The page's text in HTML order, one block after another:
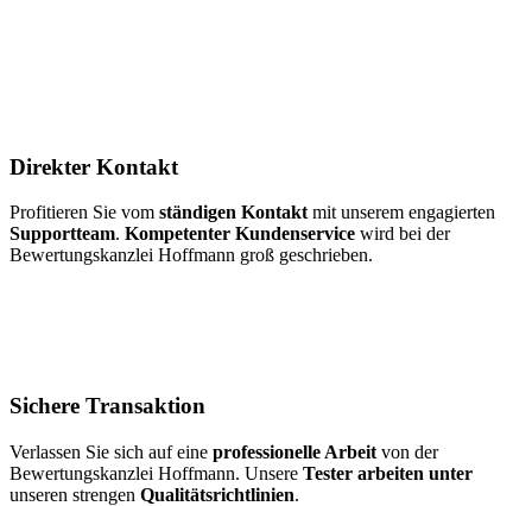
Direkter Kontakt
Profitieren Sie vom ständigen Kontaktmit unserem engagierten
Supportteam. Kompetenter Kundenservice wird bei der
Bewertungskanzlei Hoffmann groß geschrieben.
Sichere Transaktion
Verlassen Sie sich auf eine professionelle Arbeit von der
Bewertungskanzlei Hoffmann. Unsere Tester arbeiten unter
unseren strengen Qualitätsrichtlinien.